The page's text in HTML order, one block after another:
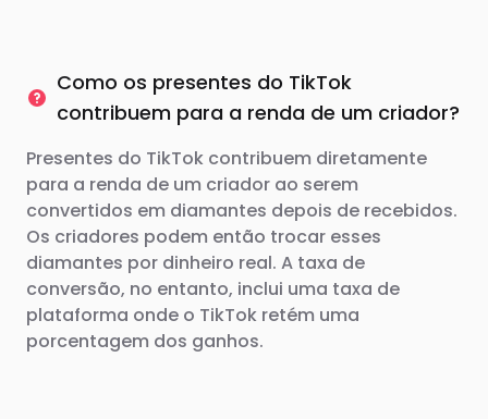
Como os presentes do TikTok
contribuem para a renda de um criador?
Presentes do TikTok contribuem diretamente
para a renda de um criador ao serem
convertidos em diamantes depois de recebidos.
Os criadores podem então trocar esses
diamantes por dinheiro real. A taxa de
conversão, no entanto, inclui uma taxa de
plataforma onde o TikTok retém uma
porcentagem dos ganhos.